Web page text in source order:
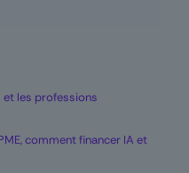
et les professions
comment financer IA et